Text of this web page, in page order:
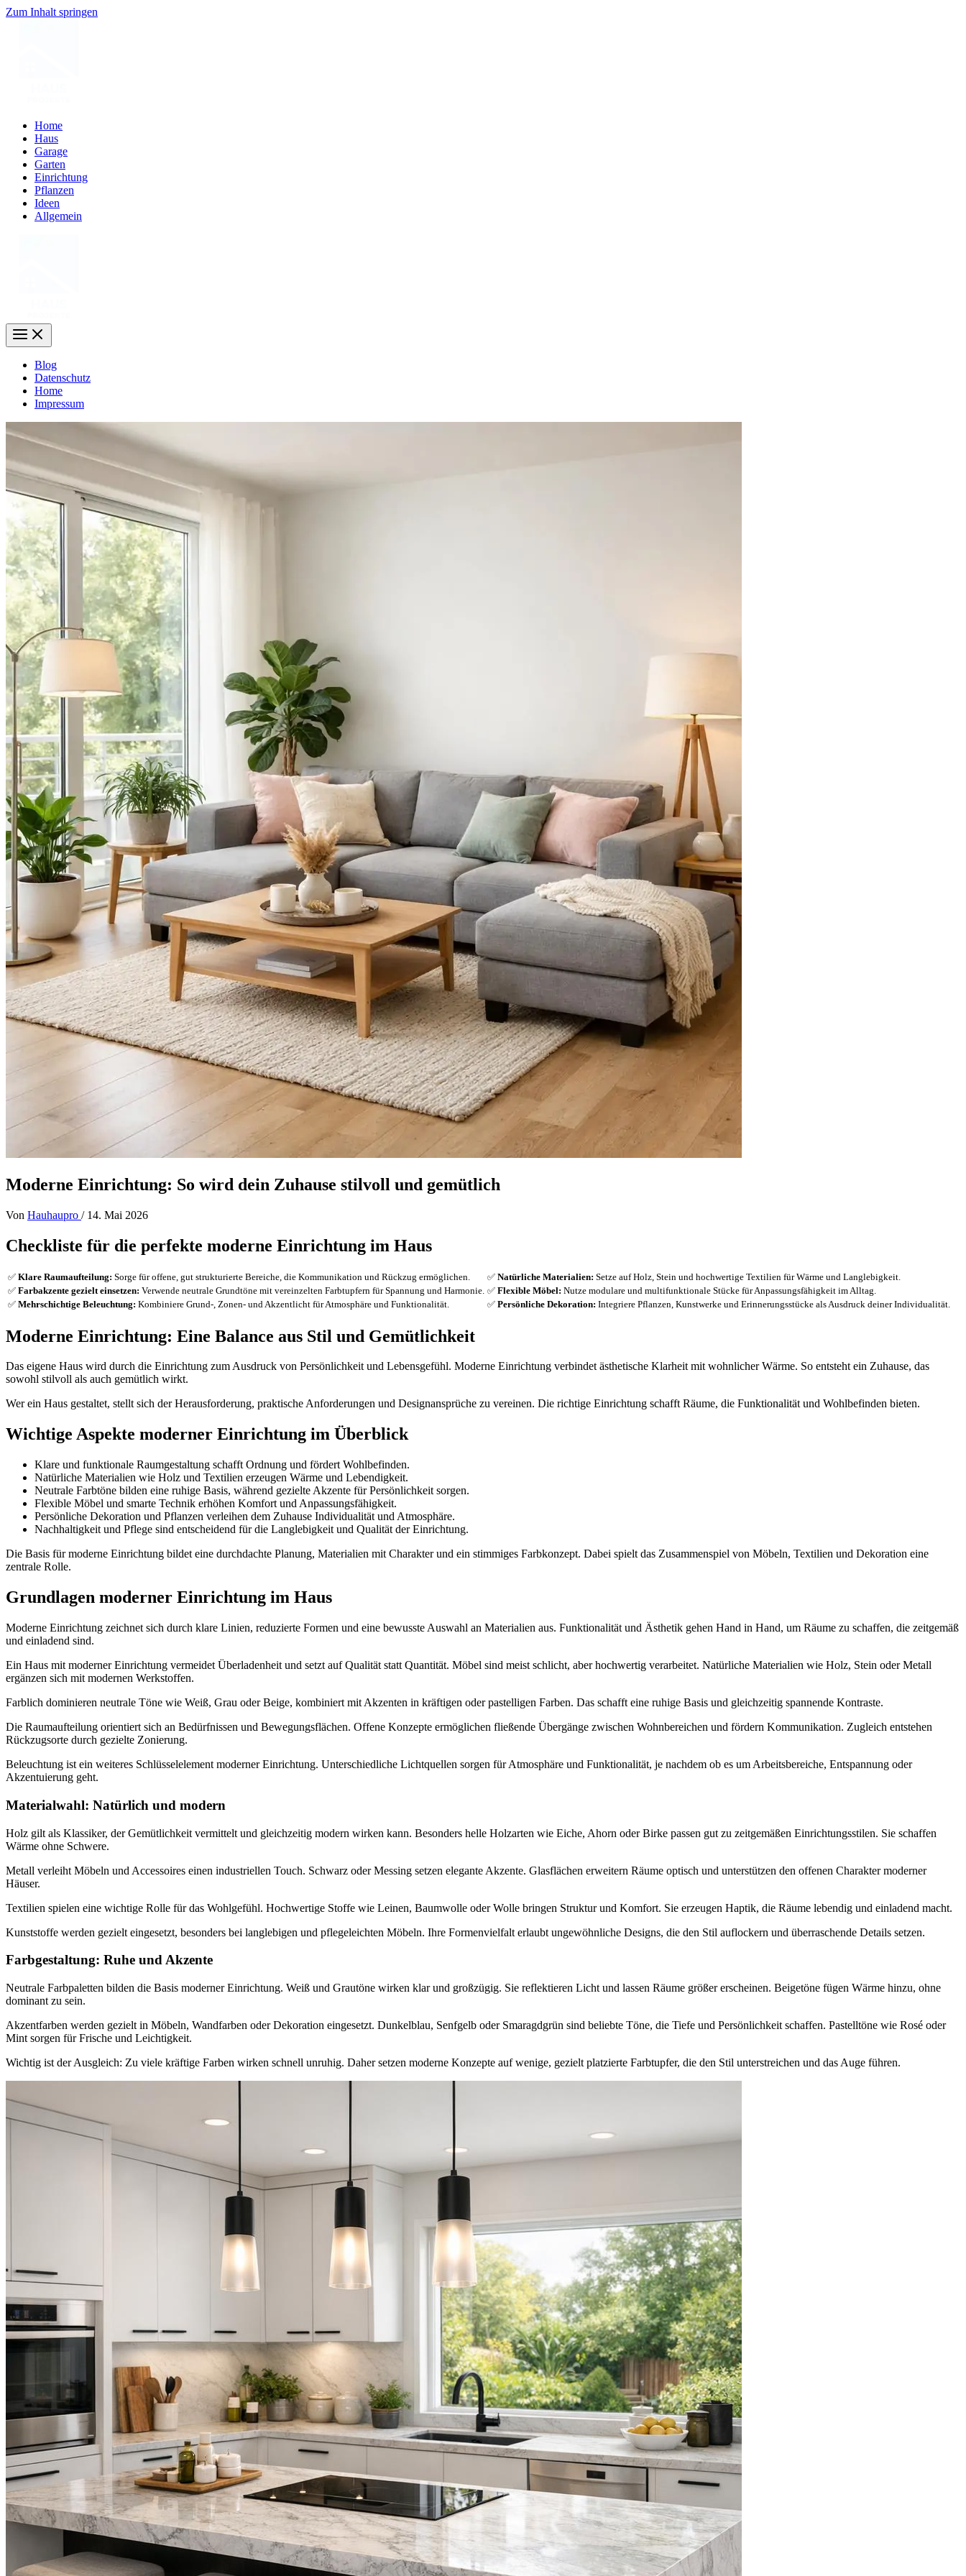
Zum Inhalt springen
Home
Haus
Garage
Garten
Einrichtung
Pflanzen
Ideen
Allgemein
Blog
Datenschutz
Home
Impressum
Moderne Einrichtung: So wird dein Zuhause stilvoll und gemütlich
Von Hauhaupro / 14. Mai 2026
Checkliste für die perfekte moderne Einrichtung im Haus
✅ Klare Raumaufteilung: Sorge für offene, gut strukturierte Bereiche, die Kommunikation und Rückzug ermöglichen. ✅ Natürliche Materialien: Setze auf Holz, Stein und hochwertige Textilien für Wärme und Langlebigkeit.
✅ Farbakzente gezielt einsetzen: Verwende neutrale Grundtöne mit vereinzelten Farbtupfern für Spannung und Harmonie. ✅ Flexible Möbel: Nutze modulare und multifunktionale Stücke für Anpassungsfähigkeit im Alltag.
✅ Mehrschichtige Beleuchtung: Kombiniere Grund-, Zonen- und Akzentlicht für Atmosphäre und Funktionalität. ✅ Persönliche Dekoration: Integriere Pflanzen, Kunstwerke und Erinnerungsstücke als Ausdruck deiner Individualität.
Moderne Einrichtung: Eine Balance aus Stil und Gemütlichkeit
Das eigene Haus wird durch die Einrichtung zum Ausdruck von Persönlichkeit und Lebensgefühl. Moderne Einrichtung verbindet ästhetische Klarheit mit wohnlicher Wärme. So entsteht ein Zuhause, das
sowohl stilvoll als auch gemütlich wirkt.
Wer ein Haus gestaltet, stellt sich der Herausforderung, praktische Anforderungen und Designansprüche zu vereinen. Die richtige Einrichtung schafft Räume, die Funktionalität und Wohlbefinden bieten.
Wichtige Aspekte moderner Einrichtung im Überblick
Klare und funktionale Raumgestaltung schafft Ordnung und fördert Wohlbefinden.
Natürliche Materialien wie Holz und Textilien erzeugen Wärme und Lebendigkeit.
Neutrale Farbtöne bilden eine ruhige Basis, während gezielte Akzente für Persönlichkeit sorgen.
Flexible Möbel und smarte Technik erhöhen Komfort und Anpassungsfähigkeit.
Persönliche Dekoration und Pflanzen verleihen dem Zuhause Individualität und Atmosphäre.
Nachhaltigkeit und Pflege sind entscheidend für die Langlebigkeit und Qualität der Einrichtung.
Die Basis für moderne Einrichtung bildet eine durchdachte Planung, Materialien mit Charakter und ein stimmiges Farbkonzept. Dabei spielt das Zusammenspiel von Möbeln, Textilien und Dekoration eine
zentrale Rolle.
Grundlagen moderner Einrichtung im Haus
Moderne Einrichtung zeichnet sich durch klare Linien, reduzierte Formen und eine bewusste Auswahl an Materialien aus. Funktionalität und Ästhetik gehen Hand in Hand, um Räume zu schaffen, die zeitgemäß
und einladend sind.
Ein Haus mit moderner Einrichtung vermeidet Überladenheit und setzt auf Qualität statt Quantität. Möbel sind meist schlicht, aber hochwertig verarbeitet. Natürliche Materialien wie Holz, Stein oder Metall
ergänzen sich mit modernen Werkstoffen.
Farblich dominieren neutrale Töne wie Weiß, Grau oder Beige, kombiniert mit Akzenten in kräftigen oder pastelligen Farben. Das schafft eine ruhige Basis und gleichzeitig spannende Kontraste.
Die Raumaufteilung orientiert sich an Bedürfnissen und Bewegungsflächen. Offene Konzepte ermöglichen fließende Übergänge zwischen Wohnbereichen und fördern Kommunikation. Zugleich entstehen
Rückzugsorte durch gezielte Zonierung.
Beleuchtung ist ein weiteres Schlüsselelement moderner Einrichtung. Unterschiedliche Lichtquellen sorgen für Atmosphäre und Funktionalität, je nachdem ob es um Arbeitsbereiche, Entspannung oder
Akzentuierung geht.
Materialwahl: Natürlich und modern
Holz gilt als Klassiker, der Gemütlichkeit vermittelt und gleichzeitig modern wirken kann. Besonders helle Holzarten wie Eiche, Ahorn oder Birke passen gut zu zeitgemäßen Einrichtungsstilen. Sie schaffen
Wärme ohne Schwere.
Metall verleiht Möbeln und Accessoires einen industriellen Touch. Schwarz oder Messing setzen elegante Akzente. Glasflächen erweitern Räume optisch und unterstützen den offenen Charakter moderner
Häuser.
Textilien spielen eine wichtige Rolle für das Wohlgefühl. Hochwertige Stoffe wie Leinen, Baumwolle oder Wolle bringen Struktur und Komfort. Sie erzeugen Haptik, die Räume lebendig und einladend macht.
Kunststoffe werden gezielt eingesetzt, besonders bei langlebigen und pflegeleichten Möbeln. Ihre Formenvielfalt erlaubt ungewöhnliche Designs, die den Stil auflockern und überraschende Details setzen.
Farbgestaltung: Ruhe und Akzente
Neutrale Farbpaletten bilden die Basis moderner Einrichtung. Weiß und Grautöne wirken klar und großzügig. Sie reflektieren Licht und lassen Räume größer erscheinen. Beigetöne fügen Wärme hinzu, ohne
dominant zu sein.
Akzentfarben werden gezielt in Möbeln, Wandfarben oder Dekoration eingesetzt. Dunkelblau, Senfgelb oder Smaragdgrün sind beliebte Töne, die Tiefe und Persönlichkeit schaffen. Pastelltöne wie Rosé oder
Mint sorgen für Frische und Leichtigkeit.
Wichtig ist der Ausgleich: Zu viele kräftige Farben wirken schnell unruhig. Daher setzen moderne Konzepte auf wenige, gezielt platzierte Farbtupfer, die den Stil unterstreichen und das Auge führen.